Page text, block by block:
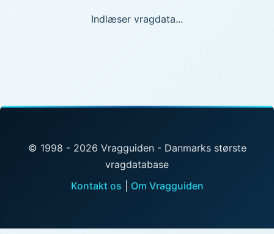
Indlæser vragdata...
© 1998 - 2026 Vragguiden - Danmarks største
vragdatabase
Kontakt os
Om Vragguiden